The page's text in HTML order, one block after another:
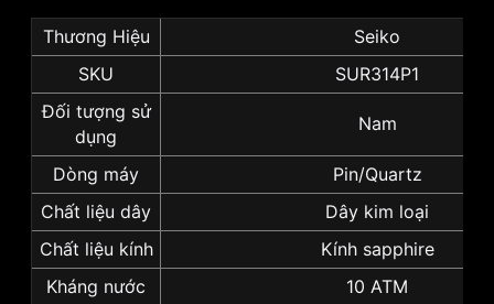
Thương Hiệu
Seiko
SKU
SUR314P1
Đối tượng sử
dụng
Nam
Dòng máy
Pin/Quartz
Chất liệu dây
Dây kim loại
Chất liệu kính
Kính sapphire
Kháng nước
10 ATM